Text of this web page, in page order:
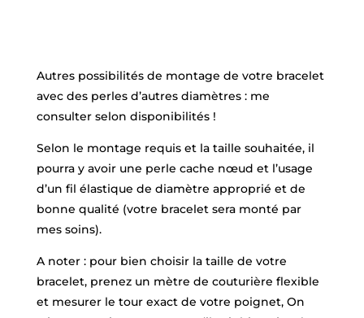
-
perles
de
mm
-
choisissez
votre
taille
Autres possibilités de montage de votre bracelet
avec des perles d’autres diamètres : me
consulter selon disponibilités !
Selon le montage requis et la taille souhaitée, il
pourra y avoir une perle cache nœud et l’usage
d’un fil élastique de diamètre approprié et de
bonne qualité (votre bracelet sera monté par
mes soins).
A noter : pour bien choisir la taille de votre
bracelet, prenez un mètre de couturière flexible
et mesurer le tour exact de votre poignet, On